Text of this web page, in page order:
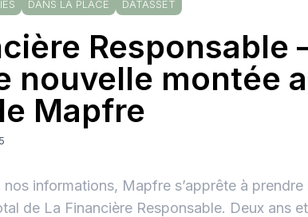
DANS LA PLACE DATASSET
Responsable
nouvelle montée
Mapfre
nos informations, Mapfre s’apprête à prendre
de La Financière Responsable. Deux ans